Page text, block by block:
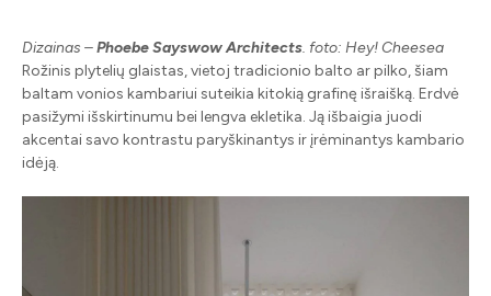
Dizainas –Phoebe Sayswow Architects. foto: Hey! Cheesea
Rožinis plytelių glaistas, vietoj tradicionio balto ar pilko, šiam
baltam vonios kambariui suteikia kitokią grafinę išraišką. Erdvė
pasižymi išskirtinumu bei lengva ekletika. Ją išbaigia juodi
akcentai savo kontrastu paryškinantys ir įrėminantys kambario
idėją.